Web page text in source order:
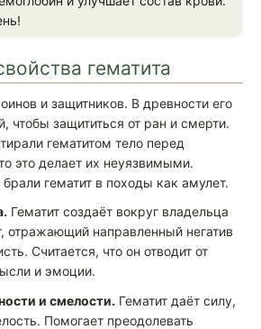
гематита
и защитников. В древности его
чтобы защититься от ран и смерти.
гематитом тело перед
это делает их неуязвимыми.
гематит в походы как амулет.
Гематит создаёт вокруг владельца
отражающий направленный негатив
Считается, что он отводит от
и эмоции.
и смелости. Гематит даёт силу,
Помогает преодолевать